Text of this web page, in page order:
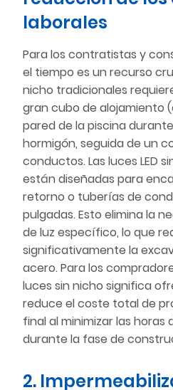
laborales
Para los contratistas y
el tiempo es un recurso
nicho tradicionales
gran cubo de alojamiento
pared de la piscina
hormigón, seguida de un
conductos. Las luces LED
están diseñadas para
retorno o tuberías de
pulgadas. Esto elimina la
de luz específico, lo que
significativamente la
acero. Para los
luces sin nicho significa
reduce el coste total de
final al minimizar las horas
durante la fase de
2.